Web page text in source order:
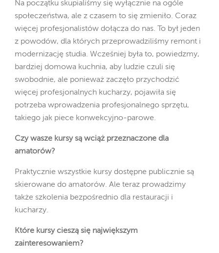
Na początku skupialiśmy się wyłącznie na ogóle
społeczeństwa, ale z czasem to się zmieniło. Coraz
więcej profesjonalistów dołącza do nas. To był jeden
z powodów, dla których przeprowadziliśmy remont i
modernizację studia. Wcześniej była to, powiedzmy,
bardziej domowa kuchnia, aby ludzie czuli się
swobodnie, ale ponieważ zaczęło przychodzić
więcej profesjonalnych kucharzy, pojawiła się
potrzeba wprowadzenia profesjonalnego sprzętu,
takiego jak piece konwekcyjno-parowe.
Czy wasze kursy są wciąż przeznaczone dla
amatorów?
Praktycznie wszystkie kursy dostępne publicznie są
skierowane do amatorów. Ale teraz prowadzimy
także szkolenia bezpośrednio dla restauracji i
kucharzy.
Które kursy cieszą się największym
zainteresowaniem?